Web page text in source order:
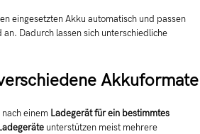
eingesetzten Akku automatisch und passen
Dadurch lassen sich unterschiedliche
Akkuformate
einem Ladegerät für ein bestimmtes
unterstützen meist mehrere